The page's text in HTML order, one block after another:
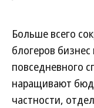
Больше всего
блогеров
повседневного
наращивают
частности,